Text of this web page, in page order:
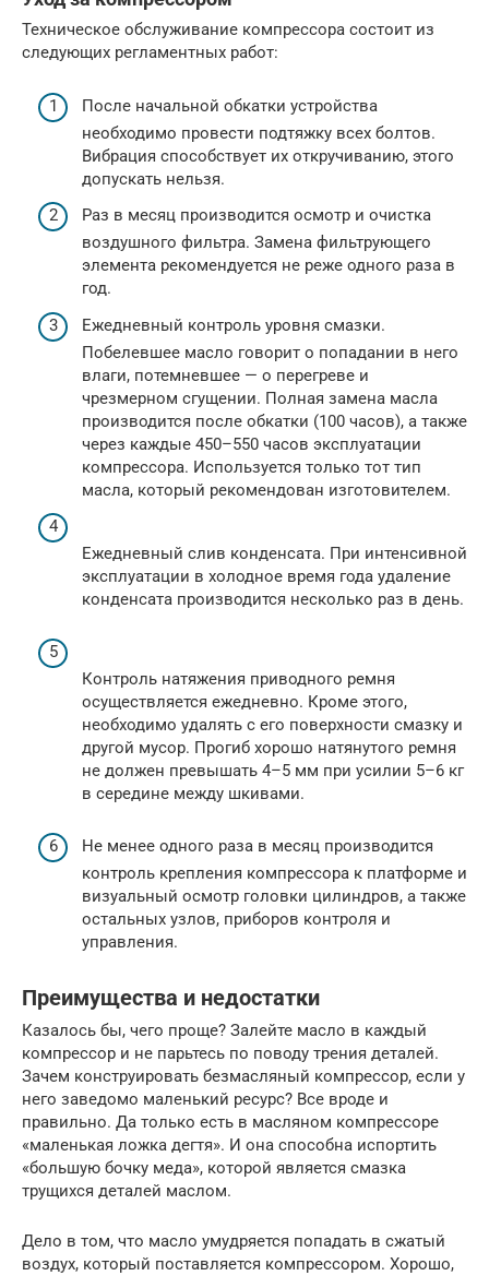
Техническое обслуживание компрессора состоит из
следующих регламентных работ:
После начальной обкатки устройства
необходимо провести подтяжку всех болтов.
Вибрация способствует их откручиванию, этого
допускать нельзя.
Раз в месяц производится осмотр и очистка
воздушного фильтра. Замена фильтрующего
элемента рекомендуется не реже одного раза в
год.
Ежедневный контроль уровня смазки.
Побелевшее масло говорит о попадании в него
влаги, потемневшее — о перегреве и
чрезмерном сгущении. Полная замена масла
производится после обкатки (100 часов), а также
через каждые 450–550 часов эксплуатации
компрессора. Используется только тот тип
масла, который рекомендован изготовителем.
Ежедневный слив конденсата. При интенсивной
эксплуатации в холодное время года удаление
конденсата производится несколько раз в день.
Контроль натяжения приводного ремня
осуществляется ежедневно. Кроме этого,
необходимо удалять с его поверхности смазку и
другой мусор. Прогиб хорошо натянутого ремня
не должен превышать 4–5 мм при усилии 5–6 кг
в середине между шкивами.
Не менее одного раза в месяц производится
контроль крепления компрессора к платформе и
визуальный осмотр головки цилиндров, а также
остальных узлов, приборов контроля и
управления.
Преимущества и недостатки
Казалось бы, чего проще? Залейте масло в каждый
компрессор и не парьтесь по поводу трения деталей.
Зачем конструировать безмасляный компрессор, если у
него заведомо маленький ресурс? Все вроде и
правильно. Да только есть в масляном компрессоре
«маленькая ложка дегтя». И она способна испортить
«большую бочку меда», которой является смазка
трущихся деталей маслом.
Дело в том, что масло умудряется попадать в сжатый
воздух, который поставляется компрессором. Хорошо,